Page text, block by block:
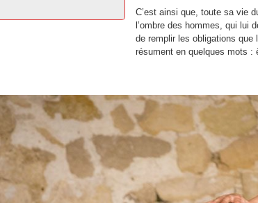
C’est ainsi que, toute sa vie
l’ombre des hommes, qui lui
de remplir les obligations que
résument en quelques mots :